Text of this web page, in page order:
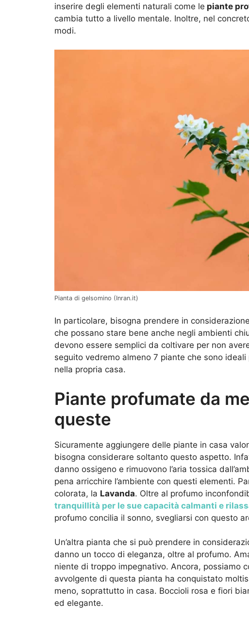
inserire degli elementi naturali come le piante
cambia tutto a livello mentale. Inoltre, nel
modi.
Pianta di gelsomino (Inran.it)
In particolare, bisogna prendere in
che possano stare bene anche negli ambienti
devono essere semplici da coltivare per non
seguito vedremo almeno 7 piante che sono ideali
nella propria casa.
Piante profumate da
queste
Sicuramente aggiungere delle piante in casa
bisogna considerare soltanto questo aspetto.
danno ossigeno e rimuovono l’aria tossica
pena arricchire l’ambiente con questi elementi.
colorata, la Lavanda. Oltre al profumo
tranquillità per le sue capacità calmanti e
profumo concilia il sonno, svegliarsi con questo
Un’altra pianta che si può prendere in
danno un tocco di eleganza, oltre al profumo.
niente di troppo impegnativo. Ancora, possiamo
avvolgente di questa pianta ha conquistato
meno, soprattutto in casa. Boccioli rosa e fiori
ed elegante.